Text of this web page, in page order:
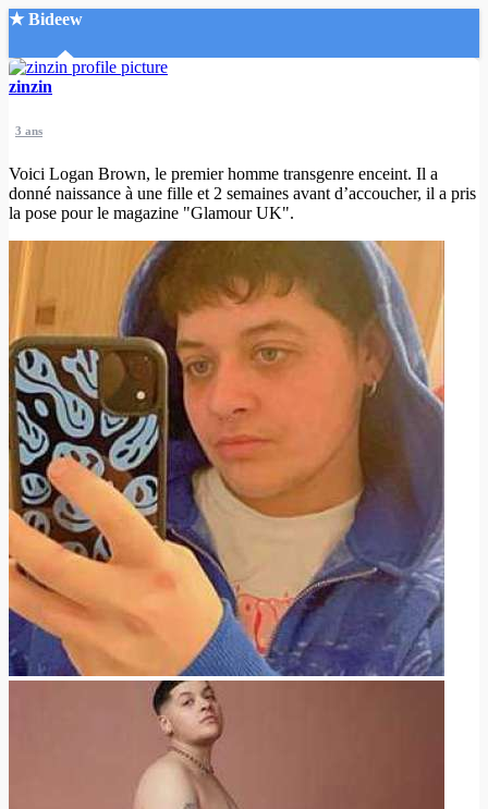
★ Bideew
Accueil
Recherche Avancée
Mon compte
Connexion
Créer un compte
Mode nuit
zinzin
3 ans
Voici Logan Brown, le premier homme transgenre enceint. Il a
donné naissance à une fille et 2 semaines avant d’accoucher, il a pris
la pose pour le magazine "Glamour UK".